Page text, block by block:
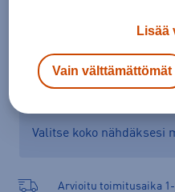
Tarkista saatavuus ja
Verkkokauppa: Ei
Valitse koko nähdäksesi
Arvioitu toimitusaika
Lisää
Vain välttämättömät